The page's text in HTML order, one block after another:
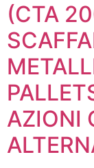
(CTA
AZIONI